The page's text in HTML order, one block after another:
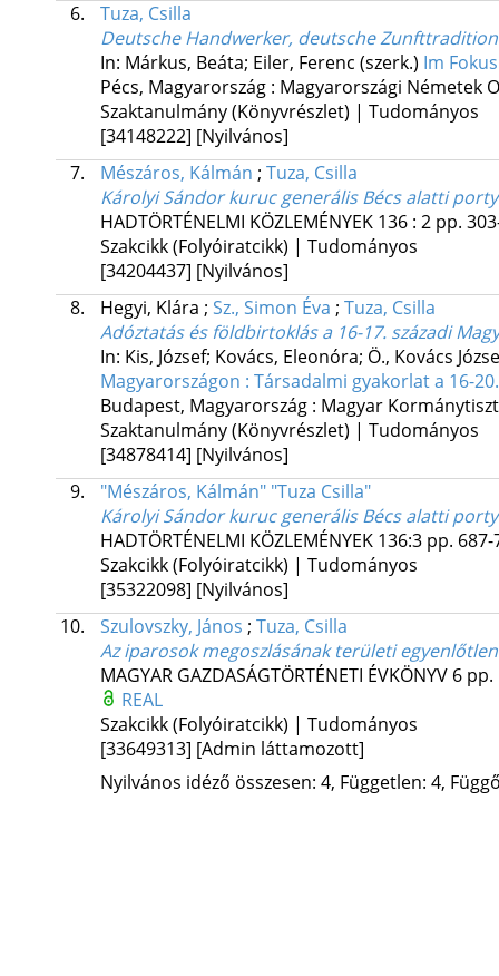
6.
Tuza, Csilla
Deutsche Handwerker, deutsche
In: Márkus, Beáta; Eiler, Ferenc (szerk.) Im
Pécs, Magyarország : Magyarországi Németek
Szaktanulmány (Könyvrészlet) | Tudományos
[34148222] [Nyilvános]
7.
Mészáros, Kálmán ; Tuza, Csilla
Károlyi Sándor kuruc generális Bécs alatti
HADTÖRTÉNELMI KÖZLEMÉNYEK 136: 2 pp.
Szakcikk (Folyóiratcikk) | Tudományos
[34204437] [Nyilvános]
8.
Hegyi, Klára ; Sz., Simon Éva ; Tuza, Csilla
Adóztatás és földbirtoklás a 16-17. századi
In: Kis, József; Kovács, Eleonóra; Ö., Kovács
Magyarországon : Társadalmi gyakorlat a 16-
Budapest, Magyarország : Magyar
Szaktanulmány (Könyvrészlet) | Tudományos
[34878414] [Nyilvános]
9.
"Mészáros, Kálmán" "Tuza Csilla"
Károlyi Sándor kuruc generális Bécs alatti
HADTÖRTÉNELMI KÖZLEMÉNYEK 136:3 pp.
Szakcikk (Folyóiratcikk) | Tudományos
[35322098] [Nyilvános]
10.
Szulovszky, János ; Tuza, Csilla
Az iparosok megoszlásának területi
MAGYAR GAZDASÁGTÖRTÉNETI ÉVKÖNYV 6 pp.
REAL
Szakcikk (Folyóiratcikk) | Tudományos
[33649313] [Admin láttamozott]
Nyilvános idéző összesen: 4, Független: 4,